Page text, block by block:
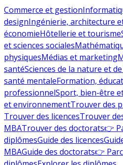
Commerce et gestion
designIngénierie, architecture
économieHôtellerie et tourisme
et sciences sociales
physiquesMédias et marketing
santéSciences de la nature et
santé mentaleFormation,
professionnelSport, bien-être
et environnementTrouver des
Trouver des licencesTrouver
MBATrouver des doctorats👉
diplômesGuide des licences
MBAGuide des doctorats👉